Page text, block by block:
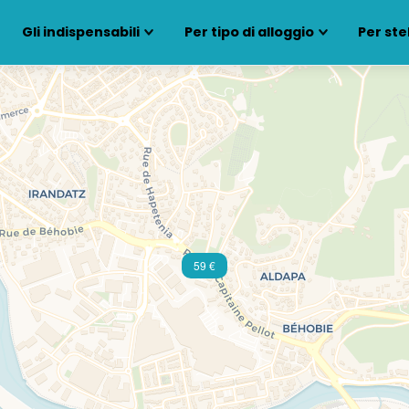
Gli indispensabili Per tipo di alloggio Per
59 €